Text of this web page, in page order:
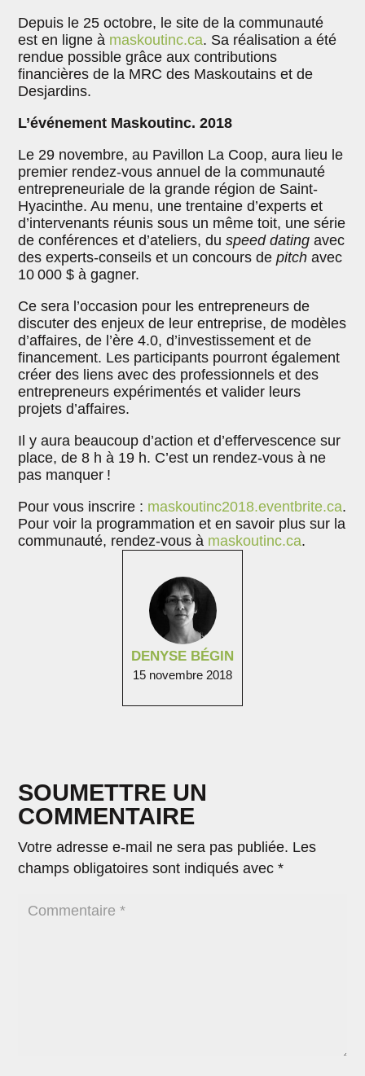
DENYSE BÉGIN
15 novembre 2018
Depuis le 25 octobre, le site de la communauté
est en ligne à maskoutinc.ca. Sa réalisation a été
rendue possible grâce aux contributions
financières de la MRC des Maskoutains et de
Desjardins.
L’événement Maskoutinc. 2018
Le 29 novembre, au Pavillon La Coop, aura lieu le
premier rendez-vous annuel de la communauté
entrepreneuriale de la grande région de Saint-
Hyacinthe. Au menu, une trentaine d’experts et
d’intervenants réunis sous un même toit, une série
de conférences et d’ateliers, duspeed dating avec
des experts-conseils et un concours depitch avec
10 000 $ à gagner.
Ce sera l’occasion pour les entrepreneurs de
discuter des enjeux de leur entreprise, de modèles
d’affaires, de l’ère 4.0, d’investissement et de
financement. Les participants pourront également
créer des liens avec des professionnels et des
entrepreneurs expérimentés et valider leurs
projets d’affaires.
Il y aura beaucoup d’action et d’effervescence sur
place, de 8 h à 19 h. C’est un rendez-vous à ne
pas manquer !
Pour vous inscrire : maskoutinc2018.eventbrite.ca.
Pour voir la programmation et en savoir plus sur la
communauté, rendez-vous à maskoutinc.ca.
SOUMETTRE UN
COMMENTAIRE
Votre adresse e-mail ne sera pas publiée. Les
champs obligatoires sont indiqués avec*